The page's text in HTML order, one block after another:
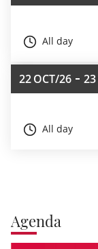
All day
22OCT/26 23
All day
Agenda